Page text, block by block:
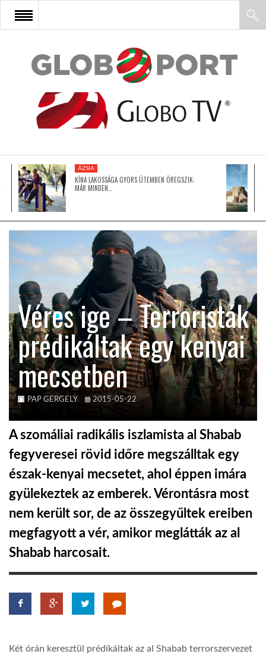
FŐOLDAL
AFRIKA
ÁZSIA
LATIN-AMERIKA
KÖZEL-KELET
AUSZTRÁLIA
A VILÁG ITTHON
MÉDIA
HÍR3D
TROPICALMAGAZIN
ÁZSIA
KÍNA LAKOSSÁGA GYORS ÜTEMBEN ÖREGSZIK:
MÁR MINDEN…
Véres ige – Terroristák
prédikáltak egy kenyai
mecsetben
PAP GERGELY 2015-05-22
A szomáliai radikális iszlamista al Shabab
fegyveresei rövid időre megszálltak egy
észak-kenyai mecsetet, ahol éppen imára
gyülekeztek az emberek. Vérontásra most
nem került sor, de az összegyűltek ereiben
megfagyott a vér, amikor meglátták az al
Shabab harcosait.
Két órán keresztül prédikáltak az al Shabab terrorszervezet